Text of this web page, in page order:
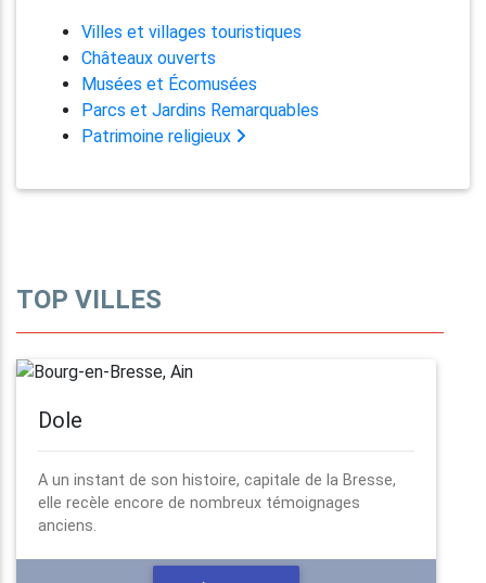
Villes et villages touristiques
Châteaux ouverts
Musées et Écomusées
Parcs et Jardins Remarquables
Patrimoine religieux
TOP VILLES
Dole
A un instant de son histoire, capitale de la Bresse,
elle recèle encore de nombreux témoignages
anciens.